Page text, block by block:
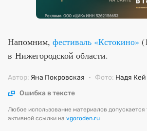
Напомним, фестиваль «Кстокино»
в Нижегородской области.
Автор: Яна Покровская · Фото: Надя Кей
Ошибка в тексте
Любое использование материалов допускается
активной ссылки на vgoroden.ru